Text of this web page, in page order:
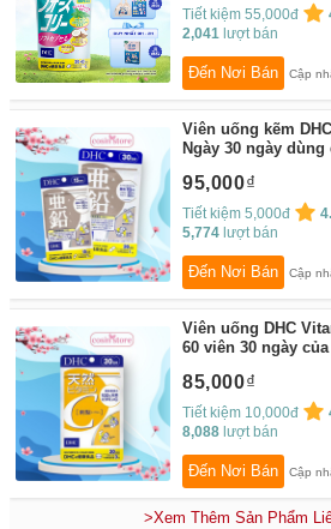
Tiết kiệm 55,000đ
2,041 lượt bán
Đến Nơi Bán Cập
Viên uống kẽm
Ngày 30 ngày dùng
Cosin Store
95,000
Tiết kiệm 5,000đ
5,774 lượt bán
Đến Nơi Bán Cập
Viên uống DHC
60 viên 30 ngày
Cosin Store
85,000
Tiết kiệm 10,000đ
8,088 lượt bán
Đến Nơi Bán Cập
>Xem Thêm Sản Phẩm